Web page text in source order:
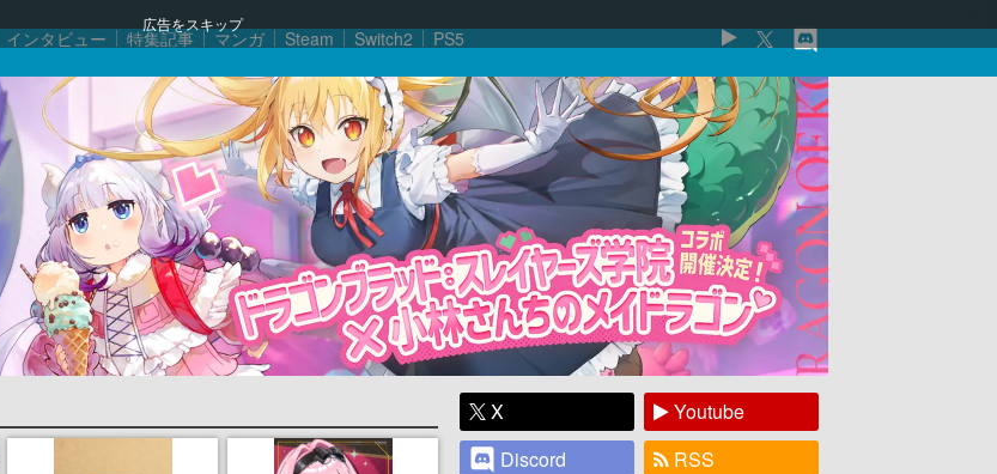
広告をスキップ
インタビュー 特集記事 マンガ Steam Switch2 PS5
X
Youtube
Discord
RSS